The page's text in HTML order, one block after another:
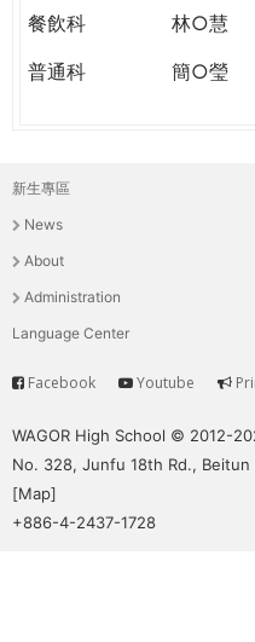
民。
WAGOR
TODAY
WORLD
TOMORROW
YOU
ON
THE
PATH
TO
餐飲科
林○慧
普通科
簡○瑩
主
選
單
新生專區
News
About
Administration
Language Center
Service
Facebook Youtube
WAGOR High School © 2012-
No. 328, Junfu 18th Rd.,
[Map]
+886-4-2437-1728